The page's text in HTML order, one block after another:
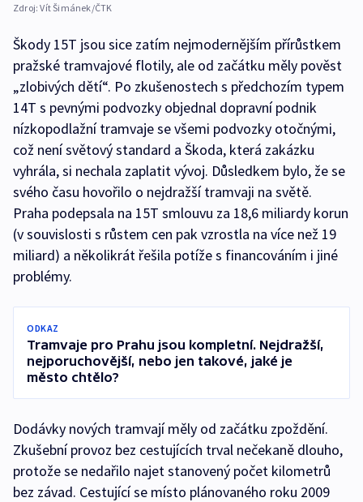
Zdroj:Vít Šimánek/ČTK
Škody 15T jsou sice zatím nejmodernějším přírůstkem
pražské tramvajové flotily, ale od začátku měly pověst
„zlobivých dětí“. Po zkušenostech s předchozím typem
14T s pevnými podvozky objednal dopravní podnik
nízkopodlažní tramvaje se všemi podvozky otočnými,
což není světový standard a Škoda, která zakázku
vyhrála, si nechala zaplatit vývoj. Důsledkem bylo, že se
svého času hovořilo o nejdražší tramvaji na světě.
Praha podepsala na 15T smlouvu za 18,6 miliardy korun
(v souvislosti s růstem cen pak vzrostla na více než 19
miliard) a několikrát řešila potíže s financováním i jiné
problémy.
ODKAZ
Tramvaje pro Prahu jsou kompletní. Nejdražší,
nejporuchovější, nebo jen takové, jaké je
město chtělo?
Dodávky nových tramvají měly od začátku zpoždění.
Zkušební provoz bez cestujících trval nečekaně dlouho,
protože se nedařilo najet stanovený počet kilometrů
bez závad. Cestující se místo plánovaného roku 2009